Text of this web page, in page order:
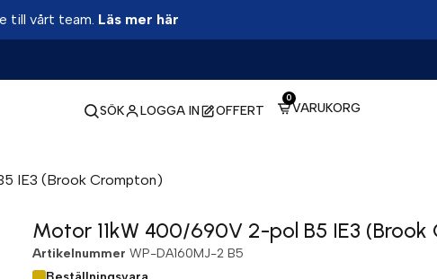
till vårt team. Läs mer här
SÖK LOGGA IN OFFERT VARUKORG
0
IE3 (Brook Crompton)
Motor 11kW 400/690V 2-pol B5 IE3
Artikelnummer WP-DA160MJ-2 B5